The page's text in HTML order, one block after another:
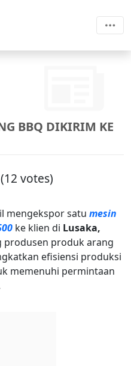
BBQ DIKIRIM KE
votes)
mengekspor satu mesin
ke klien di Lusaka,
produsen produk arang
efisiensi produksi
memenuhi permintaan